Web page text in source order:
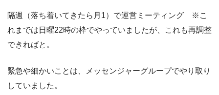
隔週（落ち着いてきたら月1）で運営ミーティング ※こ
れまでは日曜22時の枠でやっていましたが、これも再調整
できればと。
緊急や細かいことは、メッセンジャーグループでやり取り
していました。